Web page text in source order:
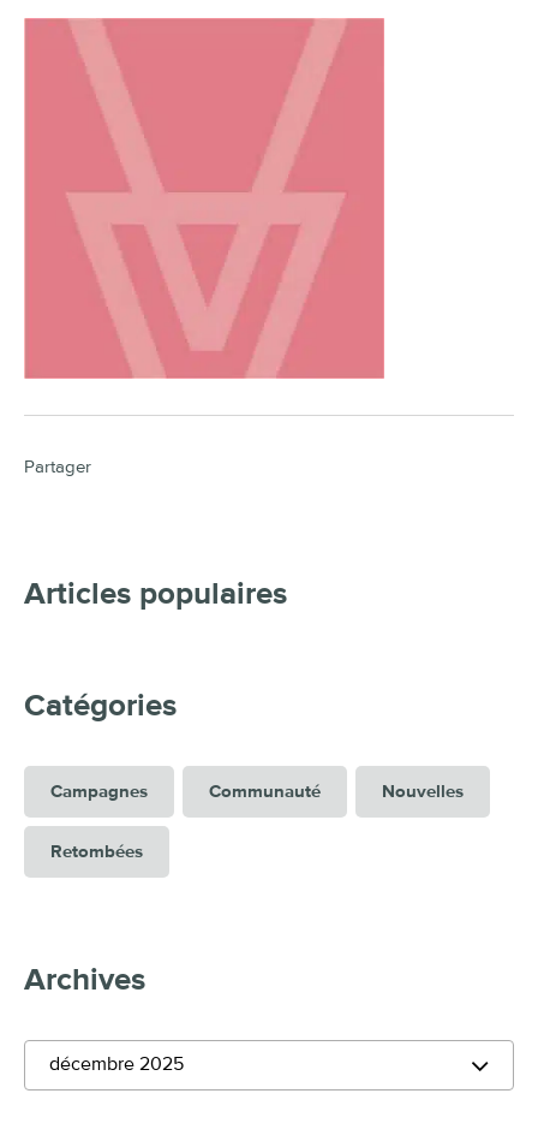
Partager
Articles populaires
Catégories
Campagnes Communauté Nouvelles
Retombées
Archives
décembre 2025